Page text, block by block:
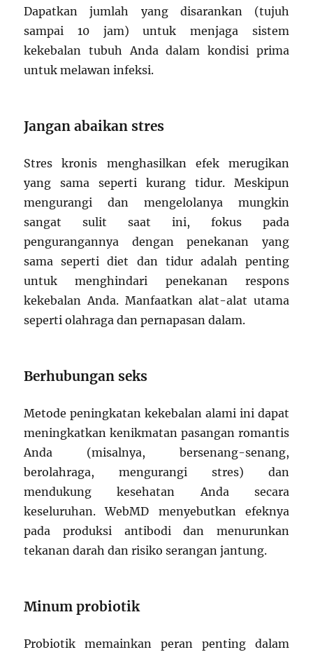
Dapatkan jumlah yang disarankan (tujuh
sampai 10 jam) untuk menjaga sistem
kekebalan tubuh Anda dalam kondisi prima
untuk melawan infeksi.
Jangan abaikan stres
Stres kronis menghasilkan efek merugikan
yang sama seperti kurang tidur. Meskipun
mengurangi dan mengelolanya mungkin
sangat sulit saat ini, fokus pada
pengurangannya dengan penekanan yang
sama seperti diet dan tidur adalah penting
untuk menghindari penekanan respons
kekebalan Anda. Manfaatkan alat-alat utama
seperti olahraga dan pernapasan dalam.
Berhubungan seks
Metode peningkatan kekebalan alami ini dapat
meningkatkan kenikmatan pasangan romantis
Anda (misalnya, bersenang-senang,
berolahraga, mengurangi stres) dan
mendukung kesehatan Anda secara
keseluruhan. WebMD menyebutkan efeknya
pada produksi antibodi dan menurunkan
tekanan darah dan risiko serangan jantung.
Minum probiotik
Probiotik memainkan peran penting dalam